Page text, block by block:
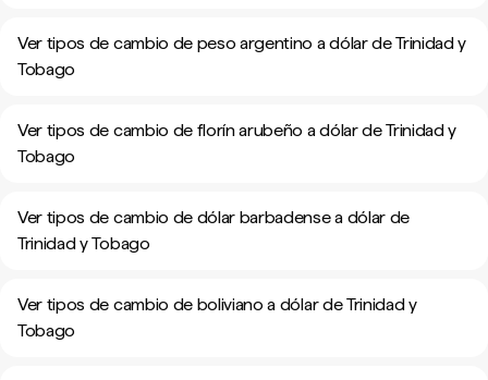
Ver tipos de cambio de peso argentino a dólar de Trinidad y
Tobago
Ver tipos de cambio de florín arubeño a dólar de Trinidad y
Tobago
Ver tipos de cambio de dólar barbadense a dólar de
Trinidad y Tobago
Ver tipos de cambio de boliviano a dólar de Trinidad y
Tobago